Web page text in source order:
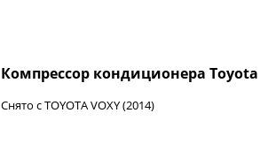
Компрессор кондиционера Toyota
Снято с TOYOTA VOXY (2014)